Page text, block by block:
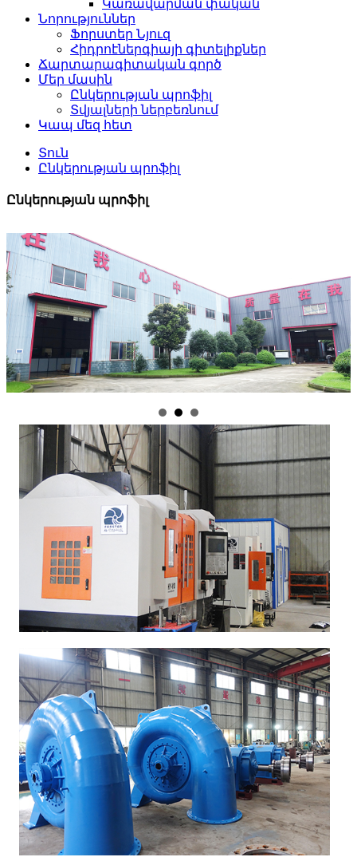
Կառավարման փական
Նորություններ
Ֆորստեր Նյուզ
Հիդրոէներգիայի գիտելիքներ
Ճարտարագիտական ​​​​գործ
Մեր մասին
Ընկերության պրոֆիլ
Տվյալների ներբեռնում
Կապ մեզ հետ
Տուն
Ընկերության պրոֆիլ
Ընկերության պրոֆիլ